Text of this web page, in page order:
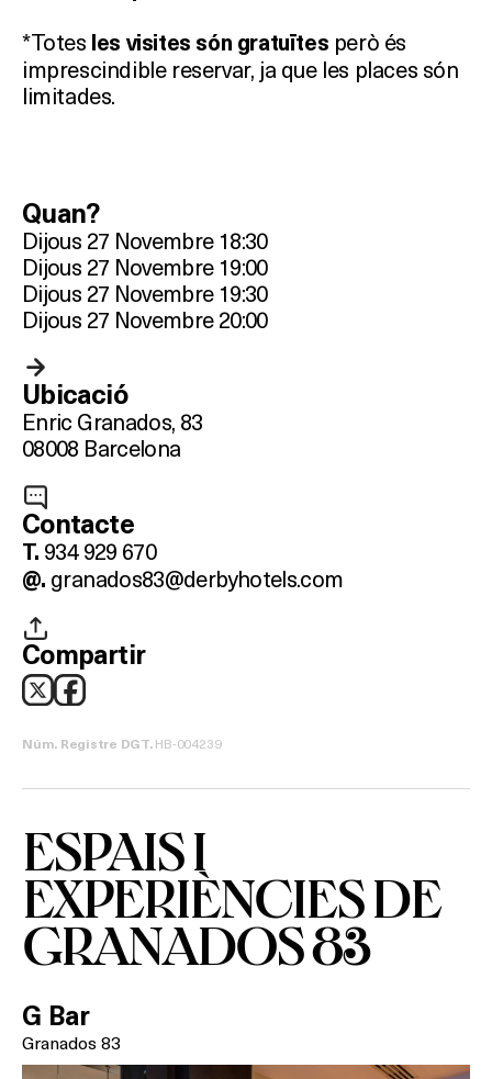
Què vols fer?
*Totes les visites són gratuïtes però és
imprescindible reservar, ja que les places són
limitades.
Quan?
Dijous 27 Novembre 18:30
Dijous 27 Novembre 19:00
Dijous 27 Novembre 19:30
Dijous 27 Novembre 20:00
Ubicació
Enric Granados, 83
08008 Barcelona
Contacte
T. 934 929 670
@. granados83@derbyhotels.com
Compartir
Núm. Registre DGT.HB-004239
ESPAIS I
EXPERIÈNCIES DE
GRANADOS 83
G Bar
Granados 83